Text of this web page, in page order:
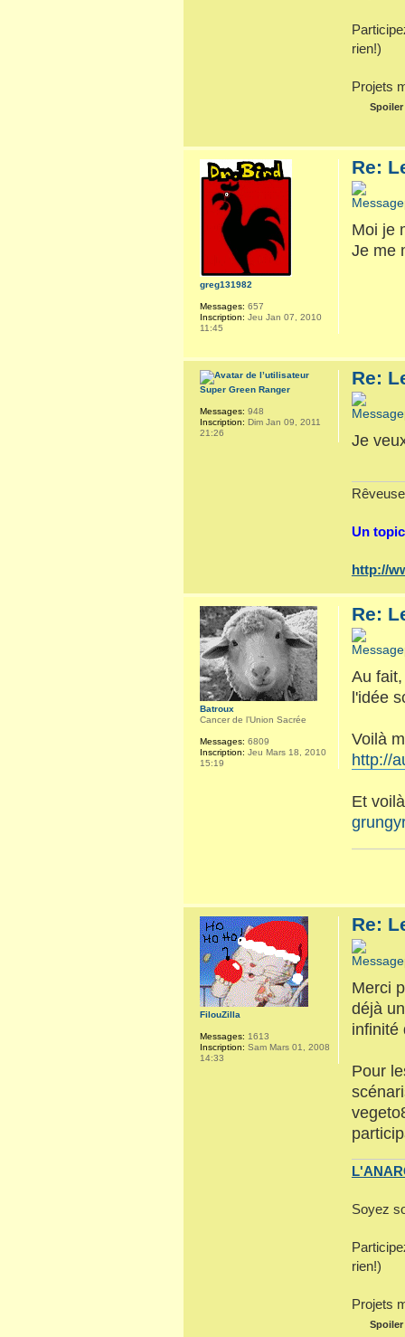
rien!)
Projets
Spoiler
Re:
Moi je
Je me
greg131982
Messages: 657
Inscription: Jeu Jan 07, 2010
11:45
Re:
Je
Un
http://
Super Green Ranger
Messages: 948
Inscription: Dim Jan 09, 2011
21:26
Re:
Au
l'idée
Voilà
http://
Et
Batroux
Cancer de l’Union Sacrée
Messages: 6809
Inscription: Jeu Mars 18, 2010
15:19
Re:
Merci
déjà
infinité
Pour
Soyez
rien!)
Projets
Spoiler
FilouZilla
Messages: 1613
Inscription: Sam Mars 01, 2008
14:33